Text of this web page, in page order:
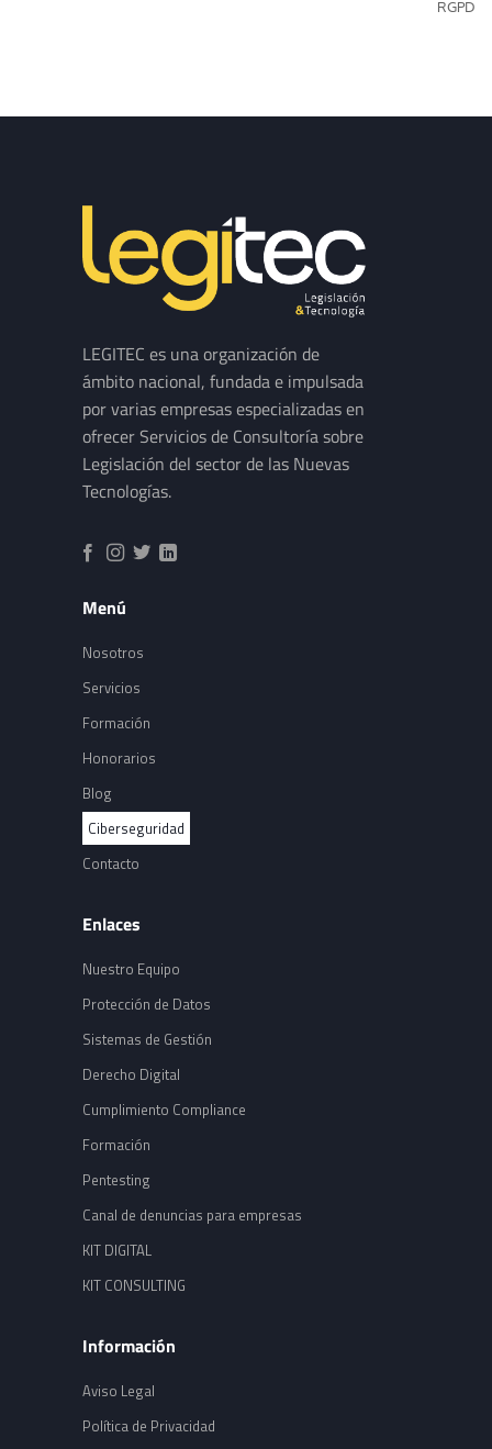
RGPD
LEGITEC es una organización de
ámbito nacional, fundada e impulsada
por varias empresas especializadas en
ofrecer Servicios de Consultoría sobre
Legislación del sector de las Nuevas
Tecnologías.
Menú
Nosotros
Servicios
Formación
Honorarios
Blog
Ciberseguridad
Contacto
Enlaces
Nuestro Equipo
Protección de Datos
Sistemas de Gestión
Derecho Digital
Cumplimiento Compliance
Formación
Pentesting
Canal de denuncias para empresas
KIT DIGITAL
KIT CONSULTING
Información
Aviso Legal
Política de Privacidad